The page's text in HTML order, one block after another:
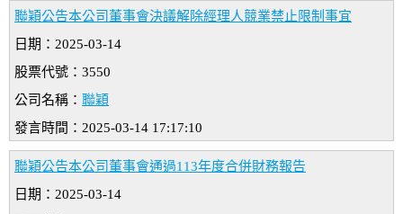
聯穎公告本公司董事會決議解除經理人競業禁止限制事宜
日期：2025-03-14
股票代號：3550
公司名稱： 聯穎
發言時間：2025-03-14 17:17:10
聯穎公告本公司董事會通過113年度合併財務報告
日期：2025-03-14